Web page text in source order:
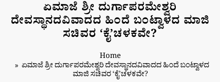
ಏಮಾಜೆ ಶ್ರೀ ದುರ್ಗಾಪರಮೇಶ್ವರಿ
ದೇವಸ್ಥಾನದವಿವಾದದ ಹಿಂದೆ ಬಂಟ್ವಾಳದ ಮಾಜಿ
ಸಚಿವರ ‘ಕೈ’ಚಳಕವೇ?
Home
ಏಮಾಜೆ ಶ್ರೀ ದುರ್ಗಾಪರಮೇಶ್ವರಿ ದೇವಸ್ಥಾನದವಿವಾದದ ಹಿಂದೆ ಬಂಟ್ವಾಳದ
ಮಾಜಿ ಸಚಿವರ ‘ಕೈ’ಚಳಕವೇ?